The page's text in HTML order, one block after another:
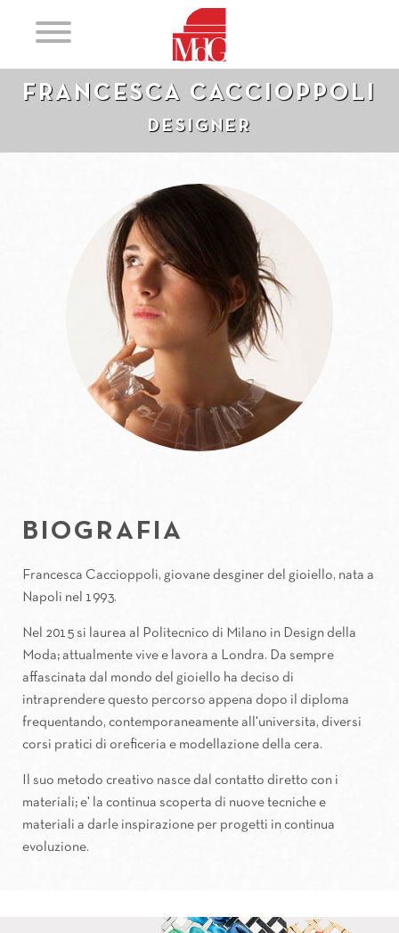
FRANCESCA CACCIOPPOLI
DESIGNER
BIOGRAFIA
Francesca Caccioppoli, giovane desginer del gioiello, nata a
Napoli nel 1993.
Nel 2015 si laurea al Politecnico di Milano in Design della
Moda; attualmente vive e lavora a Londra. Da sempre
affascinata dal mondo del gioiello ha deciso di
intraprendere questo percorso appena dopo il diploma
frequentando, contemporaneamente all'universita, diversi
corsi pratici di oreficeria e modellazione della cera.
Il suo metodo creativo nasce dal contatto diretto con i
materiali; e' la continua scoperta di nuove tecniche e
materiali a darle inspirazione per progetti in continua
evoluzione.